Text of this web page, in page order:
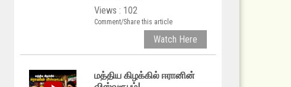
Views : 102
Comment/Share this article
Watch Here
மத்திய கிழக்கில் ஈரானின்